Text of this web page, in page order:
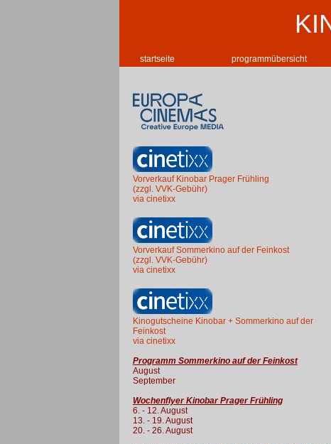
startseite programmübersicht
Vorverkauf Kinobar Prager Frühling
(zzgl. VVK-Gebühr)
via cinetixx
Vorverkauf Sommerkino auf der Feinkost
(zzgl. VVK-Gebühr)
via cinetixx
Kinogutscheine Kinobar + Sommerkino auf der
Feinkost
via cinetixx
Programm Sommerkino auf der Feinkost
August
September
Wochenflyer Kinobar Prager Frühling
6. - 12. August
13. - 19. August
20. - 26. August